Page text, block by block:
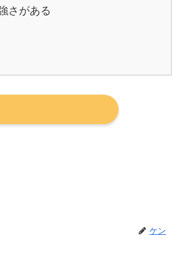
さがある
ケン